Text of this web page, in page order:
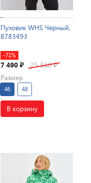
Пуховик WHS Черный,
8783493
-71%
7 490 ₽ 25 560₽
Размер
46 48
В корзину